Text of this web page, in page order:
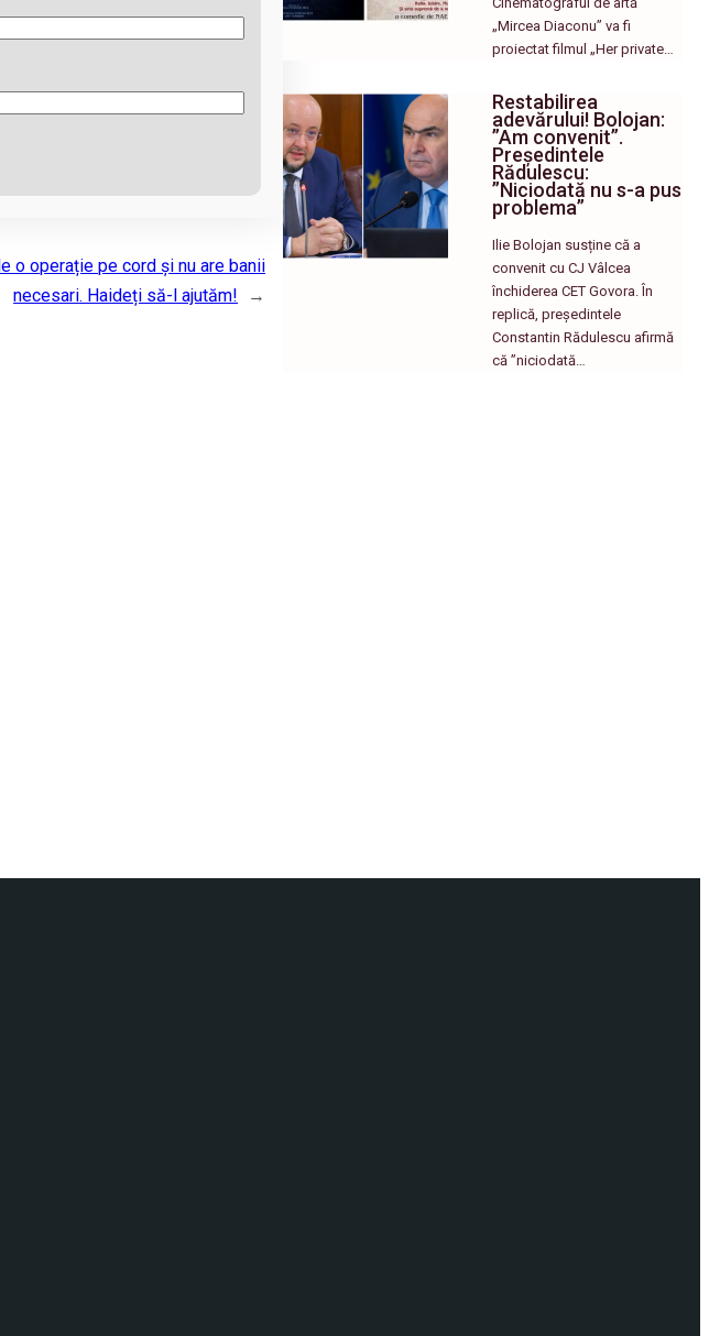
o operație pe cord și nu are banii
necesari. Haideți să-l ajutăm!
→
„Mircea Diaconu” va fi
proiectat filmul „Her private…
Restabilirea
adevărului! Bolojan:
”Am convenit”.
Președintele
Rădulescu:
”Niciodată nu s-a pus
problema”
Ilie Bolojan susține că a
convenit cu CJ Vâlcea
închiderea CET Govora. În
replică, președintele
Constantin Rădulescu afirmă
că ”niciodată…